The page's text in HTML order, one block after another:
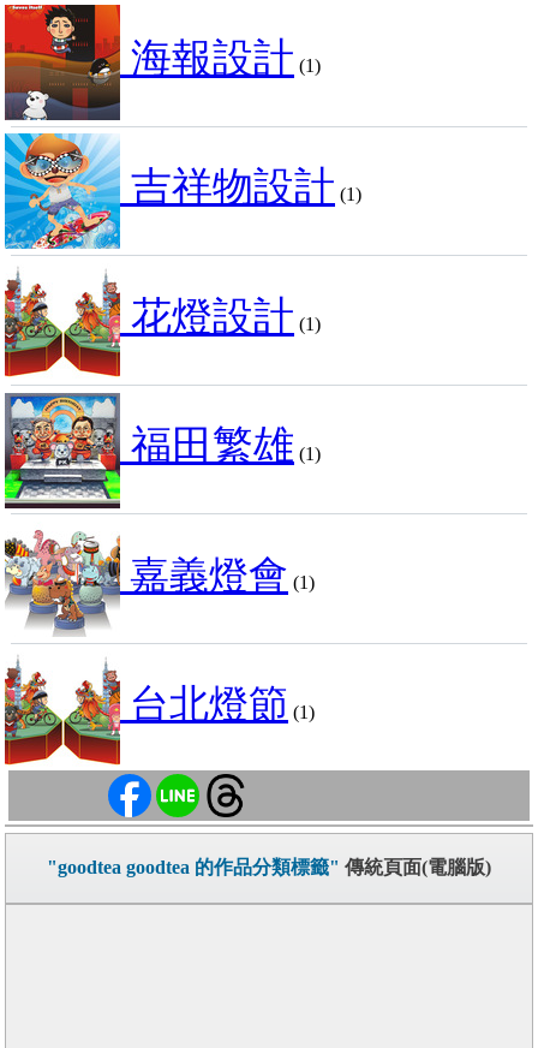
海報設計 (1)
吉祥物設計 (1)
花燈設計 (1)
福田繁雄 (1)
嘉義燈會 (1)
台北燈節 (1)
"goodtea goodtea 的作品分類標籤" 傳統頁面(電腦版)